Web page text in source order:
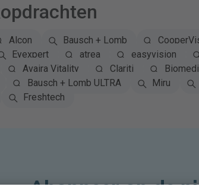
Alcon Bausch + Lomb
Eyexpert atrea easyvision
Avaira Vitality Clariti
Bausch + Lomb ULTRA Miru
Freshtech
Abonneer op de